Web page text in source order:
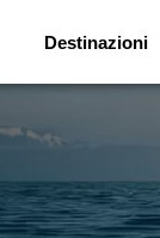
Destinazioni